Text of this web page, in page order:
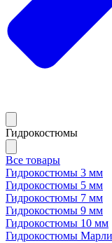
Гидрокостюмы
Все товары
Гидрокостюмы 3 мм
Гидрокостюмы 5 мм
Гидрокостюмы 7 мм
Гидрокостюмы 9 мм
Гидрокостюмы 10 мм
Гидрокостюмы